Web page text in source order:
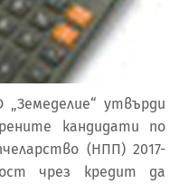
утвърди
кандидати по
(НПП) 2017-
чрез кредит да